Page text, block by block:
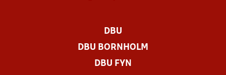
DBU
DBU BORNHOLM
DBU FYN